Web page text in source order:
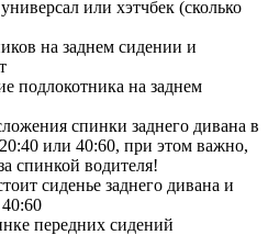
или хэтчбек (сколько
на заднем сидении и
подлокотника на заднем
спинки заднего дивана в
или 40:60, при этом важно,
спинкой водителя!
сиденье заднего дивана и
передних сидений